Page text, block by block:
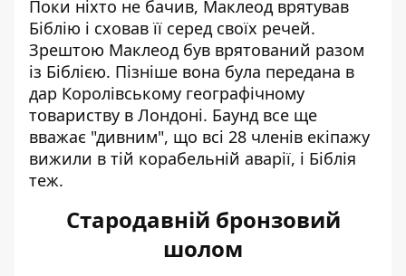
Поки ніхто не бачив, Маклеод врятував
Біблію і сховав її серед своїх речей.
Зрештою Маклеод був врятований разом
із Біблією. Пізніше вона була передана в
дар Королівському географічному
товариству в Лондоні. Баунд все ще
вважає "дивним", що всі 28 членів екіпажу
вижили в тій корабельній аварії, і Біблія
теж.
Стародавній бронзовий
шолом